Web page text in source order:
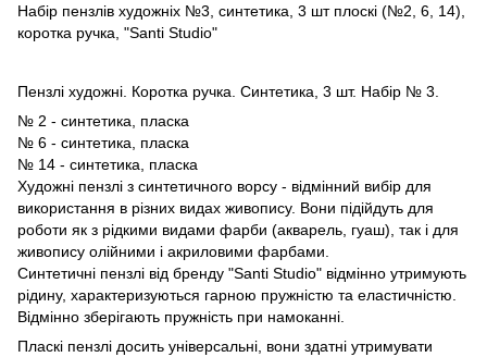
Набір пензлів художніх №3, синтетика, 3 шт плоскі (№2, 6, 14),
коротка ручка, "Santi Studio"
Пензлі художні. Коротка ручка. Синтетика, 3 шт. Набір № 3.
№ 2 - синтетика, пласка
№ 6 - синтетика, пласка
№ 14 - синтетика, пласка
Художні пензлі з синтетичного ворсу - відмінний вибір для
використання в різних видах живопису. Вони підійдуть для
роботи як з рідкими видами фарби (акварель, гуаш), так і для
живопису олійними і акриловими фарбами.
Синтетичні пензлі від бренду "Santi Studio" відмінно утримують
рідину, характеризуються гарною пружністю та еластичністю.
Відмінно зберігають пружність при намоканні.
Пласкі пензлі досить універсальні, вони здатні утримувати